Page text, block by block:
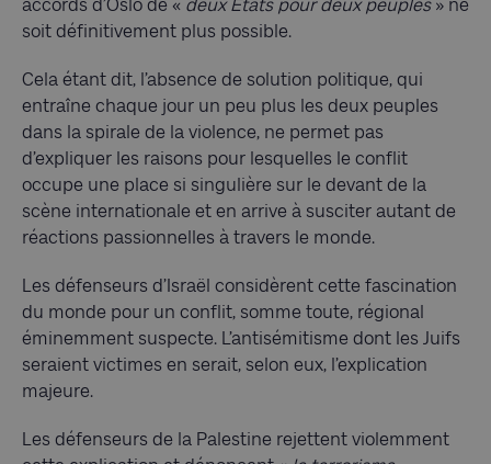
accords d’Oslo de « deux Etats pour deux peuples» ne
soit définitivement plus possible.
Cela étant dit, l’absence de solution politique, qui
entraîne chaque jour un peu plus les deux peuples
dans la spirale de la violence, ne permet pas
d’expliquer les raisons pour lesquelles le conflit
occupe une place si singulière sur le devant de la
scène internationale et en arrive à susciter autant de
réactions passionnelles à travers le monde.
Les défenseurs d’Israël considèrent cette fascination
du monde pour un conflit, somme toute, régional
éminemment suspecte. L’antisémitisme dont les Juifs
seraient victimes en serait, selon eux, l’explication
majeure.
Les défenseurs de la Palestine rejettent violemment